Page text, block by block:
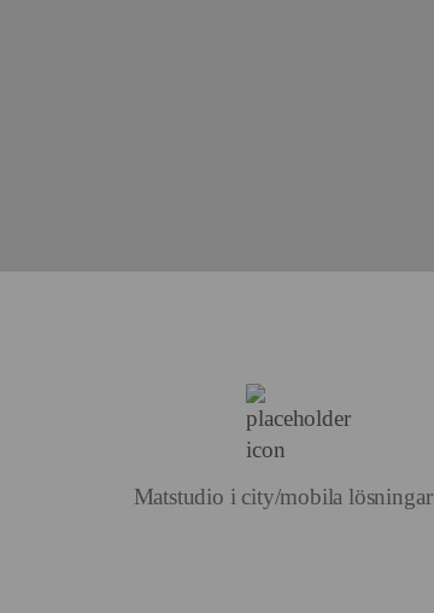
Matstudio i city/mobila lösningar